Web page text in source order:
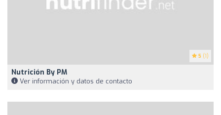
5 (1)
Nutrición By PM
Ver información y datos de contacto